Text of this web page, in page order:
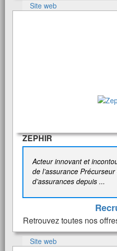
Site web
ZEPHIR
Acteur innovant et
de l’assurance
d’assurances depuis ...
Retrouvez toutes nos
Site web